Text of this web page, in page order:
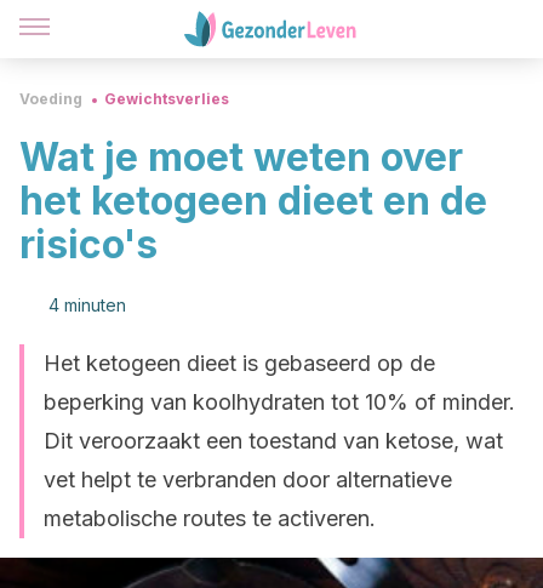
Voeding Gewichtsverlies
Wat je moet weten over
het ketogeen dieet en de
risico's
4 minuten
Het ketogeen dieet is gebaseerd op de
beperking van koolhydraten tot 10% of minder.
Dit veroorzaakt een toestand van ketose, wat
vet helpt te verbranden door alternatieve
metabolische routes te activeren.